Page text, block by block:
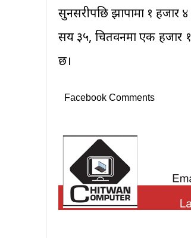
सुनसरीपछि झापामा १ हजार
सय ३५, चितवनमा एक हजार
छ।
Facebook Comments